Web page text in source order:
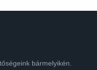
bármelyikén.